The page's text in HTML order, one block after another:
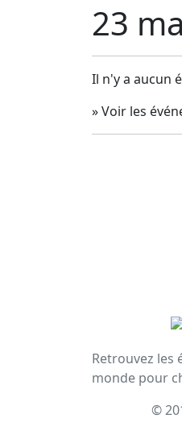
23
Il n'y a aucun
» Voir les
Retrouvez les
monde pour
©